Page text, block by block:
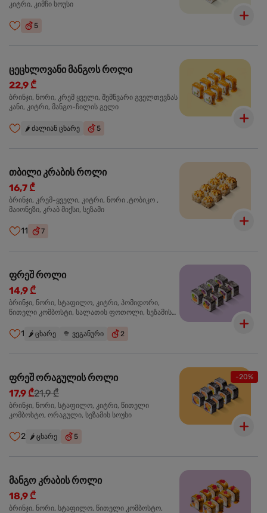
კიტრი, კიმჩი სოუსი
5
ცეცხლოვანი მანგოს როლი
22,9 ₾
ბრინჯი, ნორი, კრემ ყველი, შემწვარი გველთევზას
კანი, კიტრი, მანგო-ჩილის გელი
🌶️ ძალიან ცხარე 5
თბილი კრაბის როლი
16,7 ₾
ბრინჯი, კრემ-ყველი, კიტრი, ნორი ,ტობიკო ,
მაიონეზი, კრაბ მიქსი, სეზამი
11 7
ფრეშ როლი
14,9 ₾
ბრინჯი, ნორი, სტაფილო, კიტრი, პომიდორი,
წითელი კომბოსტი, სალათის ფოთოლი, სეზამის
1 🌶️ ცხარე 🥦 ვეგანური 2
-20%
ფრეშ ორაგულის როლი
17,9 ₾21,9 ₾
ბრინჯი, ნორი, სტაფილო, კიტრი, წითელი
კომბოსტო, ორაგული, სეზამის სოუსი
2 🌶️ ცხარე 5
მანგო კრაბის როლი
18,9 ₾
ბრინჯი, ნორი, სტაფილო, წითელი კომბოსტო,